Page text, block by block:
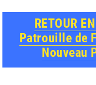
RETOUR
Patrouille de
Nouveau